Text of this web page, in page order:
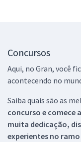
Concursos
Aqui, no Gran, você
acontecendo no
Saiba quais são as
concurso e comece
muita dedicação,
experientes no